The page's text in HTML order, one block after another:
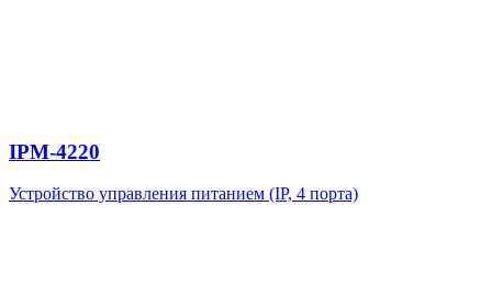
IPM-4220
Устройство управления питанием (IP, 4 порта)